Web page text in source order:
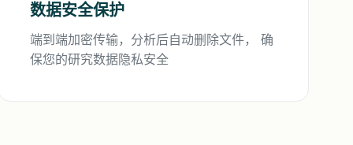
数据安全保护
端到端加密传输，分析后自动删除文件， 确
保您的研究数据隐私安全